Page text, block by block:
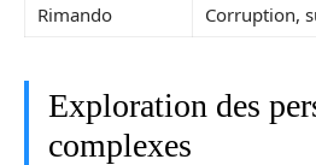
Rimando Corruption,
Exploration des
complexes